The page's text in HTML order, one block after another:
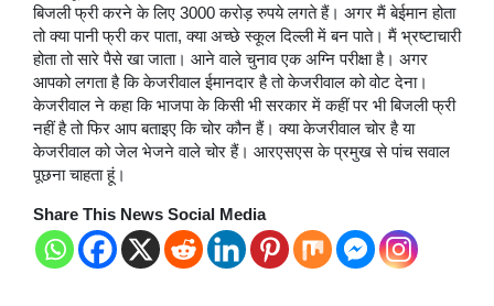
बिजली फ्री करने के लिए 3000 करोड़ रुपये लगते हैं। अगर मैं बेईमान होता
तो क्या पानी फ्री कर पाता, क्या अच्छे स्कूल दिल्ली में बन पाते। मैं भ्रष्टाचारी
होता तो सारे पैसे खा जाता। आने वाले चुनाव एक अग्नि परीक्षा है। अगर
आपको लगता है कि केजरीवाल ईमानदार है तो केजरीवाल को वोट देना।
केजरीवाल ने कहा कि भाजपा के किसी भी सरकार में कहीं पर भी बिजली फ्री
नहीं है तो फिर आप बताइए कि चोर कौन हैं। क्या केजरीवाल चोर है या
केजरीवाल को जेल भेजने वाले चोर हैं। आरएसएस के प्रमुख से पांच सवाल
पूछना चाहता हूं।
Share This News Social Media